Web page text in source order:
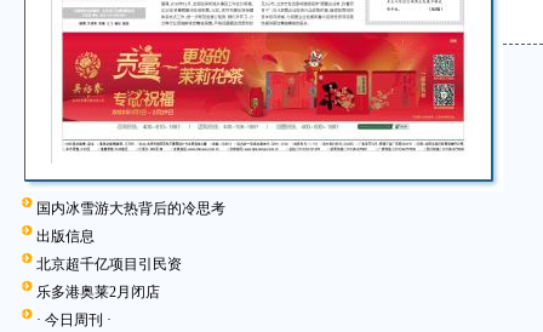
国内冰雪游大热背后的冷思考
出版信息
北京超千亿项目引民资
乐多港奥莱2月闭店
· 今日周刊 ·